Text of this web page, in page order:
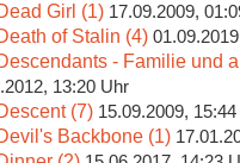
Girl (1) 17.09.2009,
of Stalin (4)
- Familie und
13:20 Uhr
(7) 15.09.2009,
Backbone (1)